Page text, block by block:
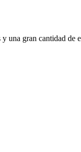
una gran cantidad